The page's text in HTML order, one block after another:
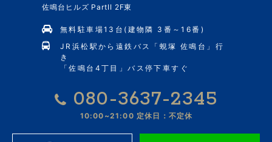
佐鳴台ヒルズ PartII 2F東
無料駐車場13台(建物隣 3番～16番)
JR浜松駅から遠鉄バス「蜆塚 佐鳴台」行
き
「佐鳴台4丁目」バス停下車すぐ
080-3637-2345
10:00~21:00 定休日：不定休